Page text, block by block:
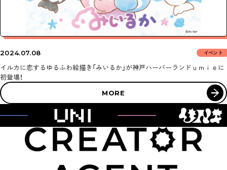
AGENT
SUPPORT
CONTACT
2024 07.08
イルカに恋するゆるふわ絵描き「みいるか」が神戸ハーバーランドｕｍｉｅに
初登場！
イベント
MORE